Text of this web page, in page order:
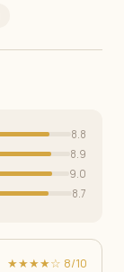
8.8
8.9
9.0
8.7
★★★★☆ 8/10